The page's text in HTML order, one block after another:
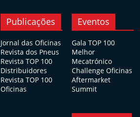
Publicações
Jornal das Oficinas
Revista dos Pneus
Revista TOP 100
Distribuidores
Revista TOP 100
Oficinas
Eventos
Gala TOP 100
Melhor
Mecatrónico
Challenge Oficinas
Aftermarket
Summit